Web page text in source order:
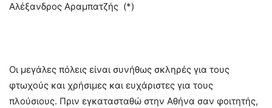
Αλέξανδρος Αραμπατζής (*)
Οι μεγάλες πόλεις είναι συνήθως σκληρές για τους
φτωχούς και χρήσιμες και ευχάριστες για τους
πλούσιους. Πριν εγκατασταθώ στην Αθήνα σαν φοιτητής,